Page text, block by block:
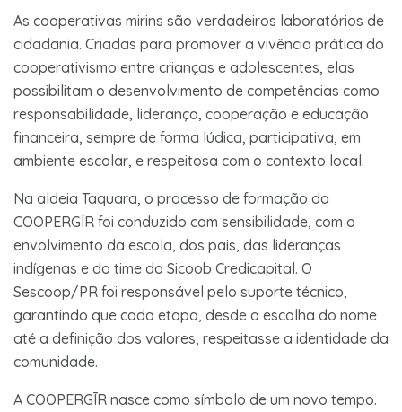
As cooperativas mirins são verdadeiros laboratórios de
cidadania. Criadas para promover a vivência prática do
cooperativismo entre crianças e adolescentes, elas
possibilitam o desenvolvimento de competências como
responsabilidade, liderança, cooperação e educação
financeira, sempre de forma lúdica, participativa, em
ambiente escolar, e respeitosa com o contexto local.
Na aldeia Taquara, o processo de formação da
COOPERGĪR foi conduzido com sensibilidade, com o
envolvimento da escola, dos pais, das lideranças
indígenas e do time do Sicoob Credicapital. O
Sescoop/PR foi responsável pelo suporte técnico,
garantindo que cada etapa, desde a escolha do nome
até a definição dos valores, respeitasse a identidade da
comunidade.
A COOPERGĪR nasce como símbolo de um novo tempo.